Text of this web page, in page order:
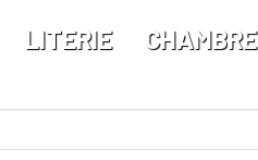
LITERIE